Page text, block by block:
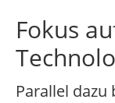
Fokus
Parallel